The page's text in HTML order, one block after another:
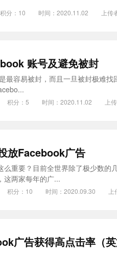
积分：10 时间：2020.11.02 上传
账号及避免被封
最容易被封，而且一旦被封极难
积分：5 时间：2020.11.02 上
放Facebook广告
么重要？目前全世界除了极少数
这两家每年的广...
积分：10 时间：2020.09.30
广告获得高点击率（英